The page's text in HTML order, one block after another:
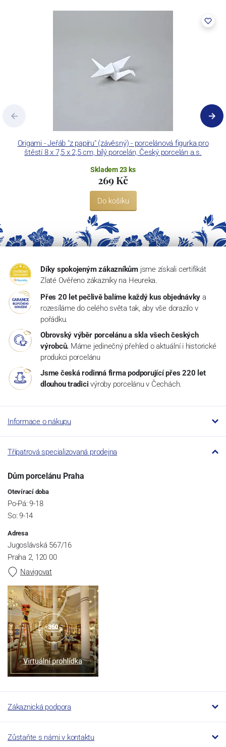
Origami - Jeřáb "z papíru" (závěsný) - porcelánová figurka pro
štěstí 8 x 7,5 x 2,5 cm, bílý porcelán, Český porcelán a.s.
Skladem 23 ks
269 Kč
Do košíku
Díky spokojeným zákazníkům jsme získali certifikát
Zlaté Ověřeno zákazníky na Heureka.
Přes 20 let pečlivě balíme každý kus objednávky a
rozesíláme do celého světa tak, aby vše dorazilo v
pořádku.
Obrovský výběr porcelánu a skla všech českých
výrobců. Máme jedinečný přehled o aktuální i historické
produkci porcelánu
Jsme česká rodinná firma podporující přes 220 let
dlouhou tradici výroby porcelánu v Čechách.
Informace o nákupu
Třípatrová specializovaná prodejna
Dům porcelánu Praha
Otevírací doba
Po-Pá: 9-18
So: 9-14
Adresa
Jugoslávská 567/16
Praha 2, 120 00
Navigovat
Zákaznická podpora
Zůstaňte s námi v kontaktu